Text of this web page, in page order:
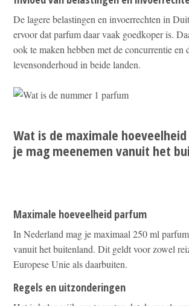
De lagere belastingen en invoerrechten in
ervoor dat parfum daar vaak goedkoper is.
ook te maken hebben met de concurrentie en
levensonderhoud in beide landen.
Wat is de maximale
je mag meenemen vanuit het
Maximale hoeveelheid parfum
In Nederland mag je maximaal 250 ml
vanuit het buitenland. Dit geldt voor zowel
Europese Unie als daarbuiten.
Regels en uitzonderingen